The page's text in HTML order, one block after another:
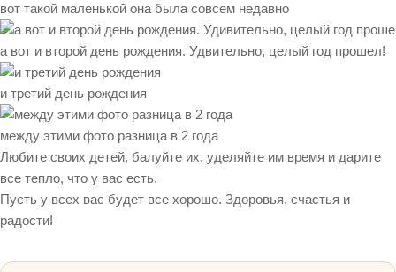
вот такой маленькой она была совсем недавно
а вот и второй день рождения. Удвительно, целый год прошел!
и третий день рождения
между этими фото разница в 2 года
Любите своих детей, балуйте их, уделяйте им время и дарите
все тепло, что у вас есть.
Пусть у всех вас будет все хорошо. Здоровья, счастья и
радости!